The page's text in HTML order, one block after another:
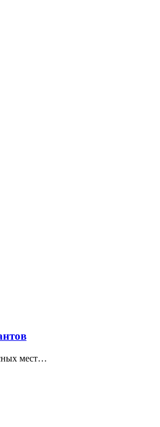
мест…